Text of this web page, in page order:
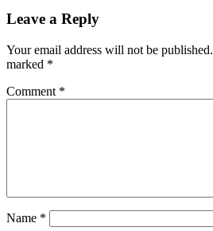
Leave a Reply
Your email address will not be published.
marked *
Comment *
Name *